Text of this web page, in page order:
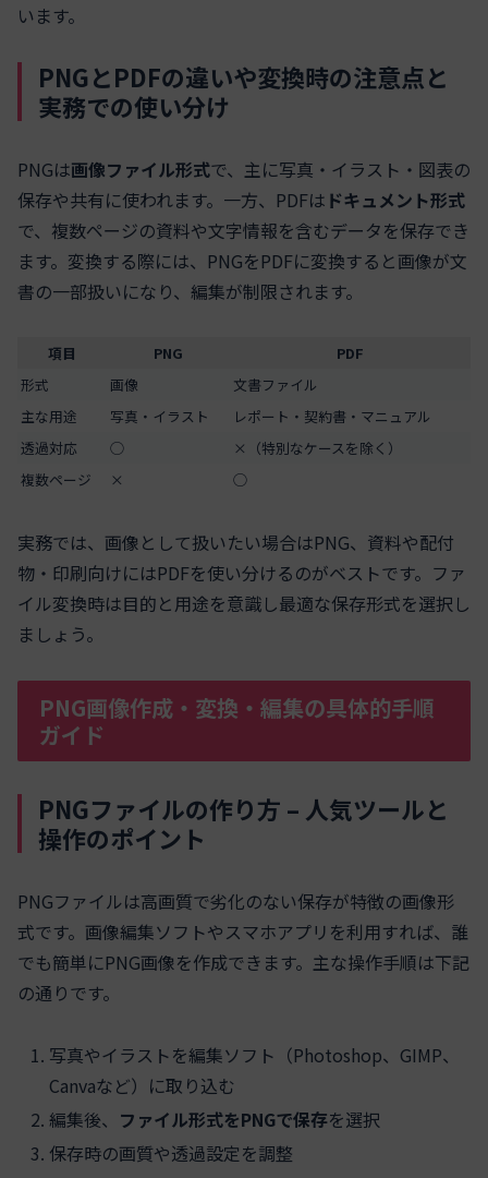
います。
PNGとPDFの違いや変換時の注意点と
実務での使い分け
PNGは画像ファイル形式で、主に写真・イラスト・図表の
保存や共有に使われます。一方、PDFは ドキュメント形式
で、複数ページの資料や文字情報を含むデータを保存でき
ます。変換する際には、PNGをPDFに変換すると画像が文
書の一部扱いになり、編集が制限されます。
項目 PNG
PDF
形式
画像
文書ファイル
主な用途
写真・イラスト
レポート・契約書・マニュアル
透過対応
◯
×（特別なケースを除く）
複数ページ
× ◯
実務では、画像として扱いたい場合はPNG、資料や配付
物・印刷向けにはPDFを使い分けるのがベストです。ファ
イル変換時は目的と用途を意識し最適な保存形式を選択し
ましょう。
PNG画像作成・変換・編集の具体的手順
ガイド
PNGファイルの作り方 – 人気ツールと
操作のポイント
PNGファイルは高画質で劣化のない保存が特徴の画像形
式です。画像編集ソフトやスマホアプリを利用すれば、誰
でも簡単にPNG画像を作成できます。主な操作手順は下記
の通りです。
写真やイラストを編集ソフト（Photoshop、GIMP、
Canvaなど）に取り込む
編集後、 ファイル形式をPNGで保存を選択
保存時の画質や透過設定を調整